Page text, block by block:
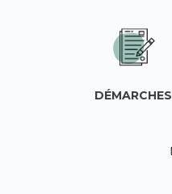
DÉMARCHES